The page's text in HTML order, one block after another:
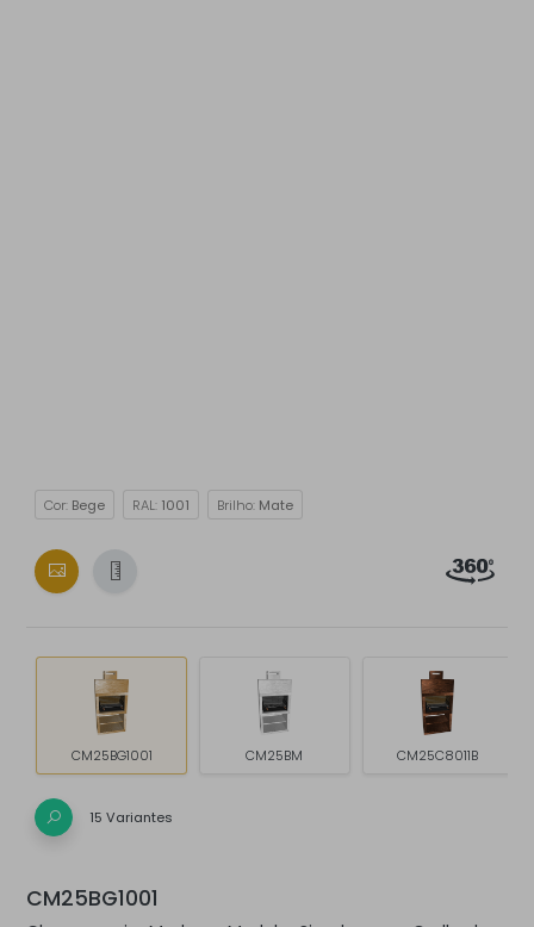
Cor: Bege RAL: 1001 Brilho: Mate
CM25BG1001 CM25BM CM25C8011B
15 Variantes
CM25BG1001